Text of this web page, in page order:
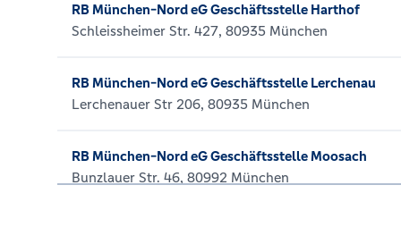
RB München-Nord eG Geschäftsstelle Harthof
Schleissheimer Str. 427, 80935 München
RB München-Nord eG Geschäftsstelle Lerchenau
Lerchenauer Str 206, 80935 München
RB München-Nord eG Geschäftsstelle Moosach
Bunzlauer Str. 46, 80992 München